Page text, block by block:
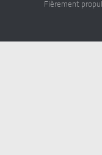
Fièrement